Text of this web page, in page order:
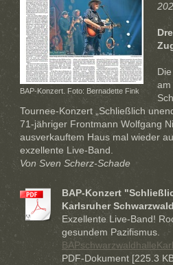
BAP-Konzert. Foto: Bernadette Fink
am
Tournee-Konzert „Schließlich
71-jähriger Frontmann Wolfgang
ausverkauftem Haus mal wieder
exzellente Live-Band.
Von Sven Scherz-Schade
BAP-Konzert
Karlsruher
Exzellente Live-Band!
gesundem Pazifismus.
PDF-Dokument [225.3